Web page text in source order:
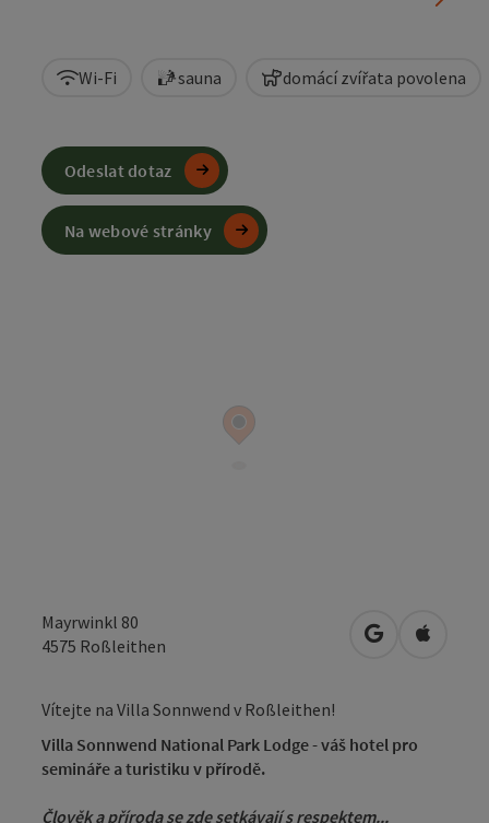
Wi-Fi sauna domácí zvířata povolena
Mayrwinkl 80
4575 Roßleithen Otevřít vOtevřít
Vítejte na Villa Sonnwend v Roßleithen!
Villa Sonnwend National Park Lodge - váš hotel pro
semináře a turistiku v přírodě.
Člověk a příroda se zde setkávají s respektem...
Odeslat dotaz
Na webové stránky